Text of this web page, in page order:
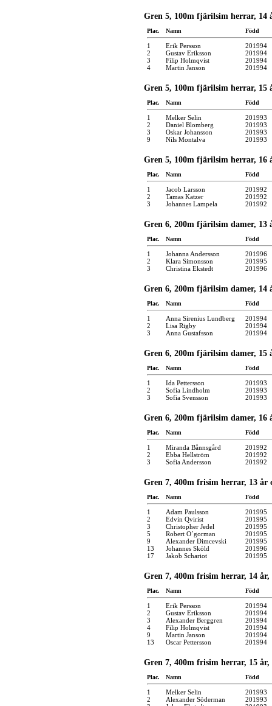
Gren 5, 100m fjärilsim herrar, 14
Plac. Namn Född
1 Erik Persson
201994
2
Gustav Eriksson
201994
3
Filip Holmqvist
201994
4
Martin Janson 201994
Gren 5, 100m fjärilsim herrar, 15
Plac. Namn Född
1 Melker Selin
201993
2
Daniel Blomberg
201993
3
Oskar Johansson
201993
9
Nils Montalva 201993
Gren 5, 100m fjärilsim herrar, 16
Plac. Namn Född
1 Jacob Larsson
201992
2
Tamas Katzer
201992
3
Johannes Lampela 201992
Gren 6, 200m fjärilsim damer, 13
Plac. Namn Född
1 Johanna Andersson
201996
2
Klara Simonsson
201995
3
Christina Ekstedt 201996
Gren 6, 200m fjärilsim damer, 14
Plac. Namn Född
1 Anna Sirenius Lundberg
201994
2
Lisa Rigby
201994
3
Anna Gustafsson 201994
Gren 6, 200m fjärilsim damer, 15
Plac. Namn Född
1 Ida Pettersson
201993
2
Sofia Lindholm
201993
3
Sofia Svensson 201993
Gren 6, 200m fjärilsim damer, 16
Plac. Namn Född
1 Miranda Bånnsgård
201992
2
Ebba Hellström
201992
3
Sofia Andersson 201992
Gren 7, 400m frisim herrar, 13 år
Plac. Namn Född
1 Adam Paulsson
201995
2
Edvin Qvirist
201995
3
Christopher Jedel
201995
5
Robert O´gorman
201995
9
Alexander Dimcevski
201995
13
Johannes Sköld
201996
17
Jakob Schariot 201995
Gren 7, 400m frisim herrar, 14
Plac. Namn Född
1 Erik Persson
201994
2
Gustav Eriksson
201994
3
Alexander Berggren
201994
4
Filip Holmqvist
201994
9
Martin Janson
201994
13
Oscar Pettersson 201994
Gren 7, 400m frisim herrar, 15
Plac. Namn Född
1 Melker Selin
201993
2
Alexander Söderman
201993